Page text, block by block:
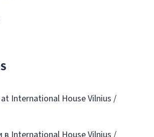
International House Vilnius /
в International House Vilnius /